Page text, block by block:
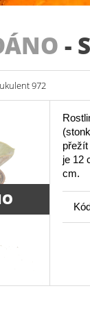
-
972
je 12
cm.